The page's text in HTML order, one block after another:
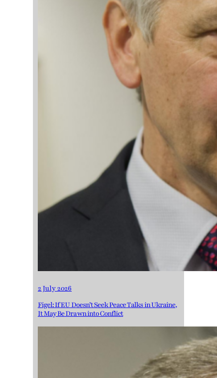
2 July 2026
Figel: If EU Doesn’t Seek Peace Talks in Ukraine,
It May Be Drawn into Conflict